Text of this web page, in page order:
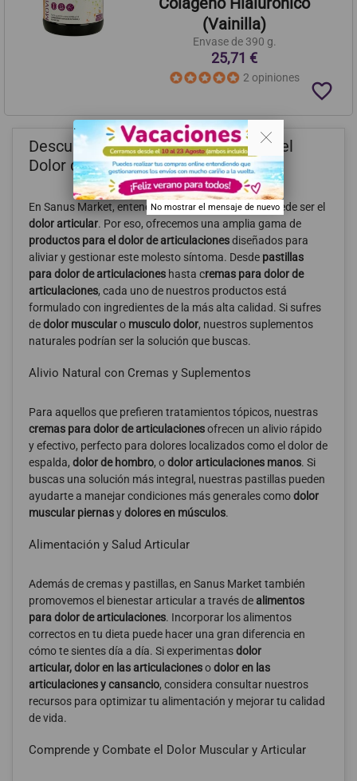
(Vainilla)
Envase de 390 g.
25,71 €
2 opiniones
favorite_border
Descubre Nuestros Productos para el
Dolor de Articulaciones y Músculos
En Sanus Market, entendemos lo debilitante que puede ser el
dolor articular. Por eso, ofrecemos una amplia gama de
productos para el dolor de articulacionesdiseñados para
aliviar y gestionar este molesto síntoma. Desde pastillas
para dolor de articulaciones hasta cremas para dolor de
articulaciones, cada uno de nuestros productos está
formulado con ingredientes de la más alta calidad. Si sufres
dedolor muscularo musculo dolor, nuestros suplementos
naturales podrían ser la solución que buscas.
Alivio Natural con Cremas y Suplementos
Para aquellos que prefieren tratamientos tópicos, nuestras
cremas para dolor de articulacionesofrecen un alivio rápido
y efectivo, perfecto para dolores localizados como el dolor de
espalda, dolor de hombro, odolor articulaciones manos. Si
buscas una solución más integral, nuestras pastillas pueden
ayudarte a manejar condiciones más generales comodolor
muscular piernasydolores en músculos.
Alimentación y Salud Articular
Además de cremas y pastillas, en Sanus Market también
promovemos el bienestar articular a través dealimentos
para dolor de articulaciones. Incorporar los alimentos
correctos en tu dieta puede hacer una gran diferencia en
cómo te sientes día a día. Si experimentasdolor
articular,dolor en las articulacionesodolor en las
articulaciones y cansancio, considera consultar nuestros
recursos para optimizar tu alimentación y mejorar tu calidad
de vida.
Comprende y Combate el Dolor Muscular y Articular
. .
No mostrar el mensaje de nuevo